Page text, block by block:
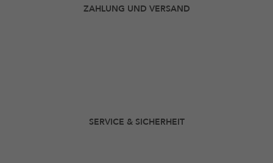
ZAHLUNG UND VERSAND
SERVICE & SICHERHEIT